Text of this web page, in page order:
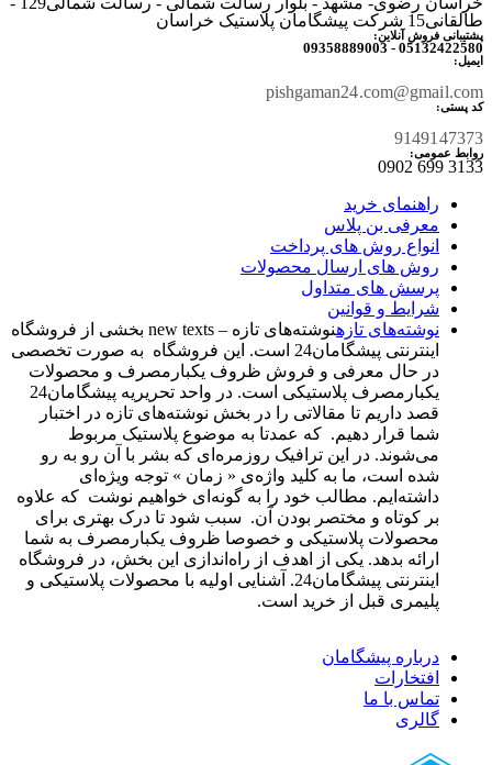
طالقانی15 شرکت پیشگامان پلاستیک خراسان
پشتیبانی فروش آنلاین:
05132422580 - 09358889003
ایمیل:
pishgaman24.com@gmail.com
کد پستی:
9149147373
روابط عمومی:
3133 699 0902​
راهنمای خرید
معرفی بن پلاس
انواع روش های پرداخت
روش های ارسال محصولات
پرسش های متداول
شرایط و قوانین
نوشته‌های تازه
نوشته‌های تازه – new texts بخشی از فروشگاه
اینترنتی پیشگامان24 است. این فروشگاه به صورت تخصصی
در حال معرفی و فروش ظروف یکبارمصرف و محصولات
قصد داریم تا مقالاتی را در بخش نوشته‌های تازه در اختبار
شما قرار دهیم. که عمدتا به موضوع پلاستیک مربوط
می‌شوند. در این ترافیک روزمره‌ای که بشر با آن رو به رو
شده است، ما به کلید واژه‌ی « زمان » توجه ویژه‌ای
داشته‌ایم. مطالب خود را به گونه‌ای خواهیم نوشت که علاوه
بر کوتاه و مختصر بودن آن. سبب شود تا درک بهتری برای
محصولات پلاستیکی و خصوصا ظروف یکبارمصرف به شما
ارائه بدهد. یکی از اهدف از راه‌اندازی این بخش، در فروشگاه
اینترنتی پیشگامان24. آشنایی اولیه با محصولات پلاستیکی و
پلیمری قبل از خرید است.
درباره پیشگامان
افتخارات
تماس با ما
گالری